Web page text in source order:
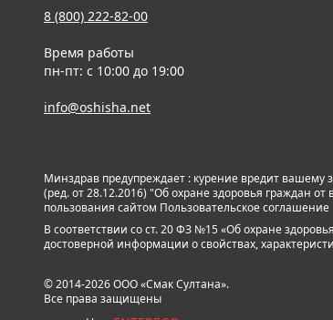
8 (800) 222-82-00
Время работы
пн-пт: с 10:00 до 19:00
info@oshisha.net
Минздрав предупреждает : курение вредит
(ред. от 28.12.2016) "Об охране здоровья граждан
пользования сайтом Пользовательское соглашение
В соответствии со ст. 20 ФЗ №15 «Об охране
достоверной информации о свойствах,
© 2014-2026 ООО «Смак Султана».
Все права защищены